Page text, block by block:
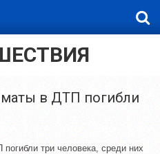
в ДТП погибли
три человека, среди них